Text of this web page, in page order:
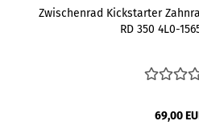
Zwischenrad Kickstarter
RD 350 4L0-
69,00